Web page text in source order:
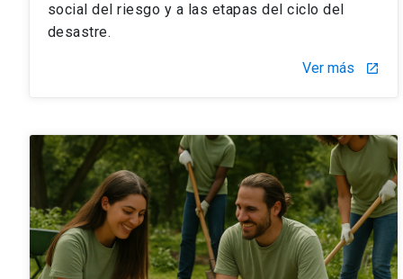
social del riesgo y a las etapas del ciclo del
desastre.
Ver más launch